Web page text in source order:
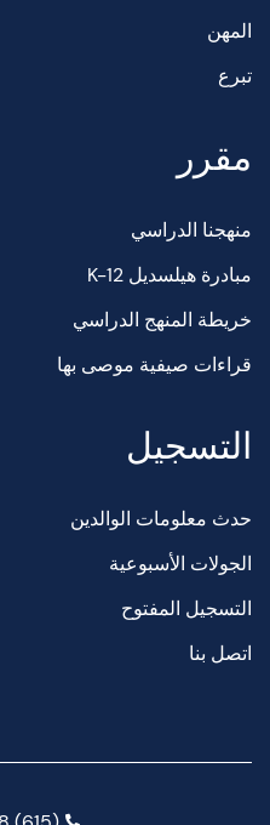
المهن
تبرع
مقرر
منهجنا الدراسي
مبادرة هيلسديل K-12
خريطة المنهج الدراسي
قراءات صيفية موصى بها
التسجيل
حدث معلومات الوالدين
الجولات الأسبوعية
التسجيل المفتوح
اتصل بنا